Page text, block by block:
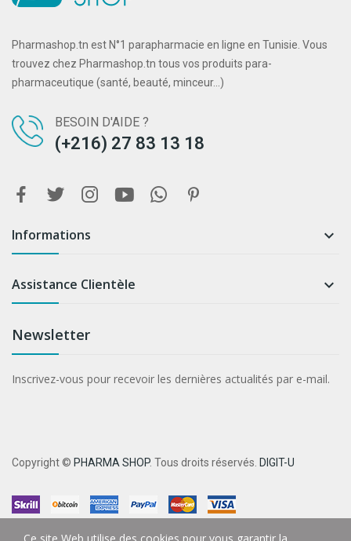
Pharmashop.tn est N°1 parapharmacie en ligne en Tunisie. Vous
trouvez chez Pharmashop.tn tous vos produits para-
pharmaceutique (santé, beauté, minceur...)
BESOIN D'AIDE ?
(+216) 27 83 13 18
Informations 
Assistance Clientèle 
Newsletter
Inscrivez-vous pour recevoir les dernières actualités par e-mail.
Copyright © PHARMA SHOP. Tous droits réservés. DIGIT-U